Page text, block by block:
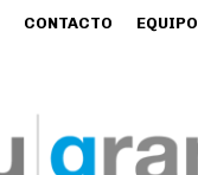
CONTACTO EQUIPO